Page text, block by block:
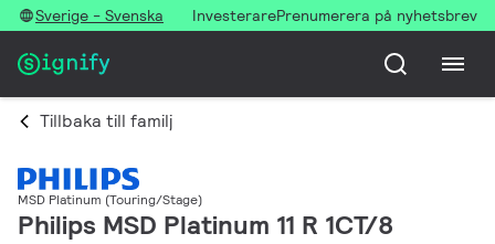
Sverige - Svenska InvesterarePrenumerera på nyhetsbrev
Tillbaka till familj
MSD Platinum (Touring/Stage)
Philips MSD Platinum 11 R 1CT/8